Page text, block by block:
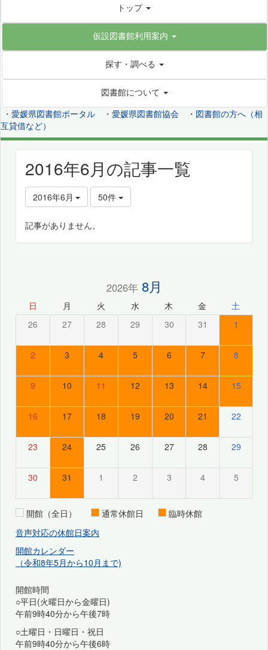
トップ
仮設図書館利用案内
探す・調べる
図書館について
・ 愛媛県図書館ポータル ・ 愛媛県図書館協会 ・ 図書館の方へ（相
互貸借など）
2016年6月の記事一覧
2016年6月 50件
記事がありません。
2026年8月
日 月 火 水 木 金 土
26 27 28 29 30 31 1
2 3 4 5 6 7 8
9 10 11 12 13 14 15
16 17 18 19 20 21 22
23 24 25 26 27 28 29
30 31 1 2 3 4 5
開館（全日） 通常休館日
臨時休館
音声対応の休館日案内
開館カレンダー
（令和8年5月から10月まで)
開館時間
○平日(火曜日から金曜日)
午前9時40分から午後7時
○土曜日・日曜日・祝日
午前9時40分から午後6時